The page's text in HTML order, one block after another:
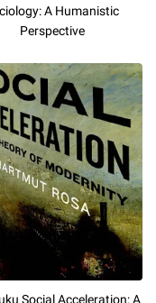
A Humanistic
Perspective
Social Acceleration: A